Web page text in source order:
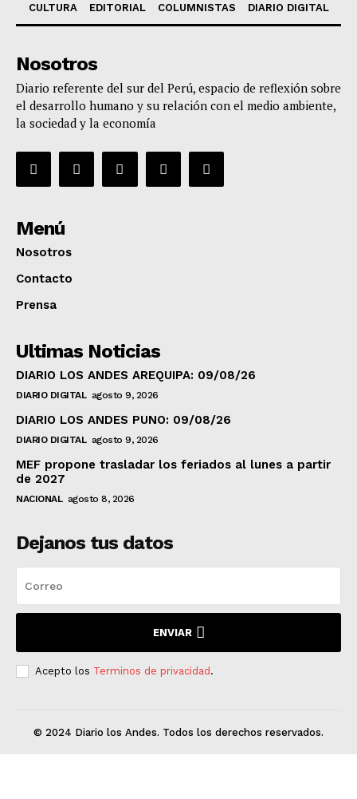
CULTURA
EDITORIAL COLUMNISTAS DIARIO DIGITAL
Nosotros
Diario referente del sur del Perú, espacio de reflexión sobre
el desarrollo humano y su relación con el medio ambiente,
la sociedad y la economía
Menú
Nosotros
Contacto
Prensa
Ultimas Noticias
DIARIO LOS ANDES AREQUIPA: 09/08/26
DIARIO DIGITAL agosto 9, 2026
DIARIO LOS ANDES PUNO: 09/08/26
DIARIO DIGITAL agosto 9, 2026
MEF propone trasladar los feriados al lunes a partir
de 2027
NACIONAL agosto 8, 2026
Dejanos tus datos
ENVIAR
Acepto los Terminos de privacidad .
© 2024 Diario los Andes. Todos los derechos reservados.